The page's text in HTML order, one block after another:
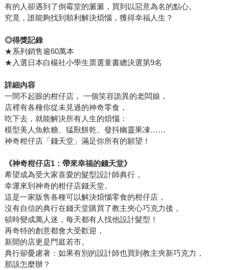
有的人卻遇到了倒霉堂的澱澱，買到以惡意為名的點心。
究竟，誰能夠找到順利解決煩惱，獲得幸福人生？
◎得獎記錄
★系列銷售逾60萬本
★入選日本白楊社小學生票選童書總決選第9名
詳細內容
一間不起眼的柑仔店， 一個笑容詭異的老闆娘，
店裡有各種你從未見過的神奇零食，
吃下去，就能解決所有人生的煩惱：
模型美人魚軟糖、猛獸餅乾、發抖幽靈果凍……
神奇柑仔店「錢天堂」滿足你所有的願望！
《神奇柑仔店1：帶來幸福的錢天堂》
希望成為受大家喜愛的髮型設計師典行，
幸運來到神奇的柑仔店錢天堂。
這是一家販售各種可以解決煩惱零食的柑仔店，
沒有自信的典行在錢天堂購買了教主夾心巧克力後，
頓時變成萬人迷，每天都有人找他設計髮型！
再奇特的創意都會大受歡迎，
新開的店更是門庭若市。
典行卻憂慮著：如果有別的設計師也買到教主夾新巧克力，
那該怎麼辦？